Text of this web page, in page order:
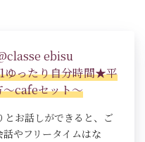
ebisu
ゆったり自分時間★平
～cafeセット～
お話しができると、ご
やフリータイムはな